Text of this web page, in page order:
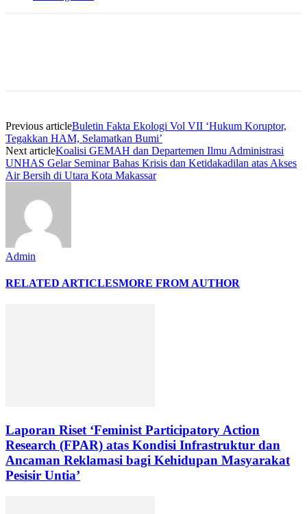
Previous articleBuletin Fakta Ekologi Vol VII ‘Hukum Koruptor,
Tegakkan HAM, Selamatkan Bumi’
Next articleKoalisi GEMAH dan Departemen Ilmu Administrasi
UNHAS Gelar Seminar Bahas Krisis dan Ketidakadilan atas Akses
Air Bersih di Utara Kota Makassar
Admin
RELATED ARTICLESMORE FROM AUTHOR
Laporan Riset ‘Feminist Participatory Action
Research (FPAR) atas Kondisi Infrastruktur dan
Ancaman Reklamasi bagi Kehidupan Masyarakat
Pesisir Untia’